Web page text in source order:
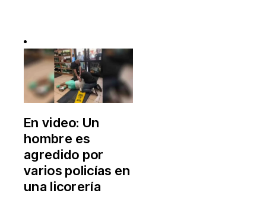
En video: Un
hombre es
agredido por
varios policías en
una licorería